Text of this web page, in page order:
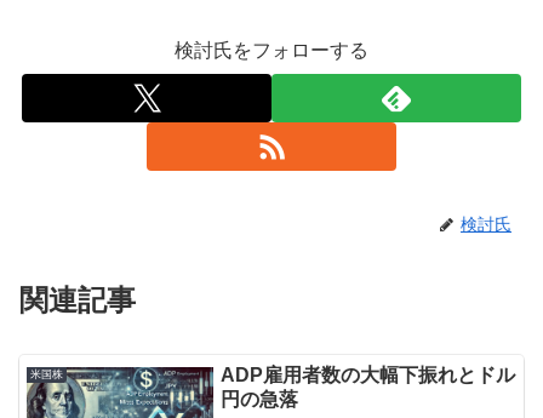
検討氏をフォローする
検討氏
関連記事
米国株
ADP雇用者数の大幅下振れとドル
円の急落